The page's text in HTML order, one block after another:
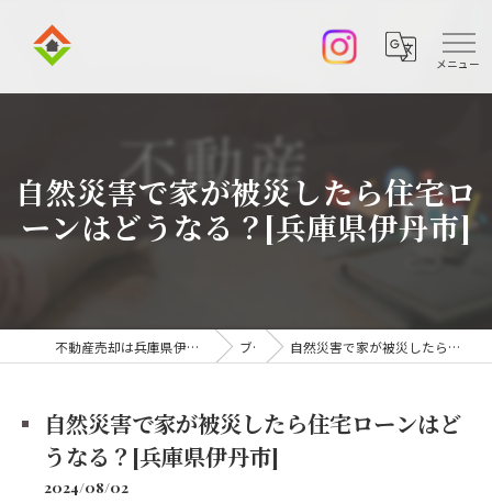
自然災害で家が被災したら住宅ロ
ーンはどうなる？[兵庫県伊丹市]
不動産売却は兵庫県伊丹市の株式会社アークエステート ブログ 自然災害で家が被災したら住宅ローンはどうなる？[兵庫県伊丹市]
自然災害で家が被災したら住宅ローンはど
うなる？[兵庫県伊丹市]
2024/08/02